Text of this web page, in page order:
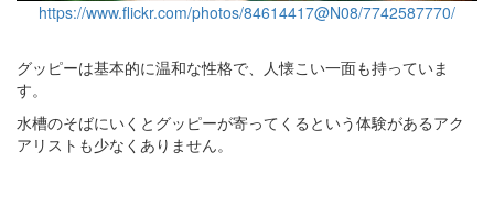
https://www.flickr.com/photos/84614417@N08/7742587770/
グッピーは基本的に温和な性格で、人懐こい一面も持っていま
す。
水槽のそばにいくとグッピーが寄ってくるという体験があるアク
アリストも少なくありません。